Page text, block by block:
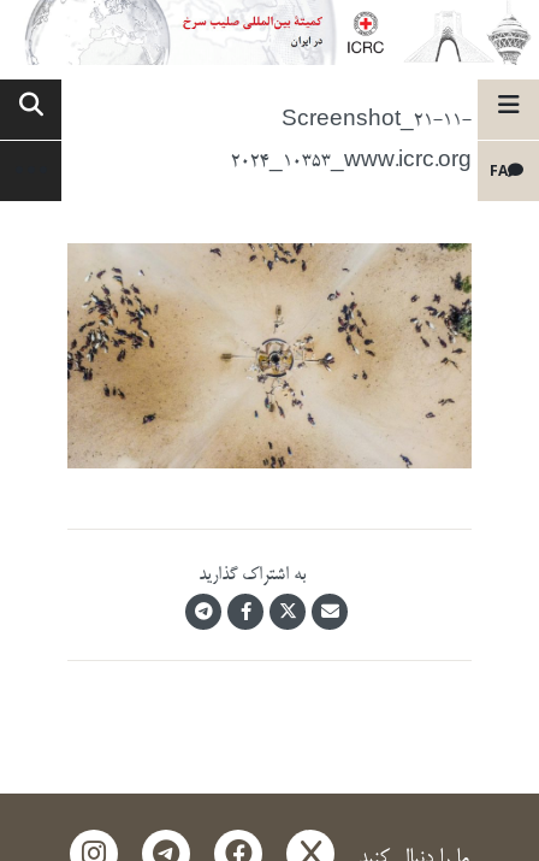
FA
Screenshot_21-11-
2024_10353_www.icrc.org
به اشتراک گذارید
x
facebook
telegram
instagram